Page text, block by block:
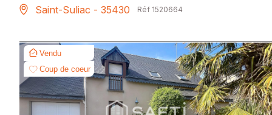
Saint-Suliac - 35430 Réf 1520664
Vendu
Coup de coeur